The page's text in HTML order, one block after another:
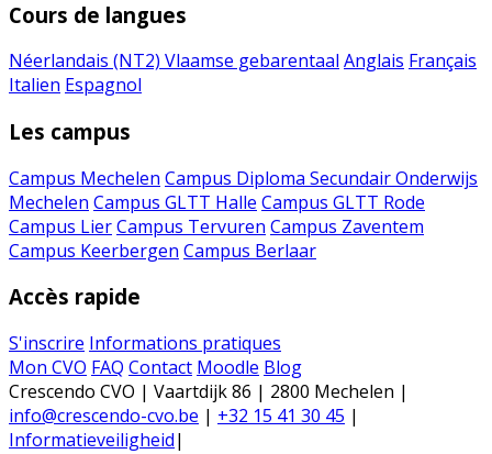
Cours de langues
Néerlandais (NT2) Vlaamse gebarentaal Anglais Français
Italien Espagnol
Les campus
Campus Mechelen Campus Diploma Secundair Onderwijs
Mechelen Campus GLTT Halle Campus GLTT Rode
Campus LierCampus Tervuren Campus Zaventem
Campus Keerbergen Campus Berlaar
Accès rapide
S'inscrire Informations pratiques
Mon CVO FAQ Contact Moodle Blog
Crescendo CVO | Vaartdijk 86 | 2800 Mechelen |
info@crescendo-cvo.be | +32 15 41 30 45 |
Informatieveiligheid|